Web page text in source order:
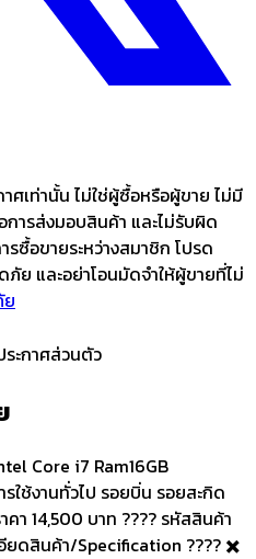
ศเท่านั้น ไม่ใช่ผู้ซื้อหรือผู้ขาย ไม่มี
การส่งมอบสินค้า และไม่รับผิด
ซื้อขายระหว่างสมาชิก โปรด
ย และอย่าโอนมัดจำให้ผู้ขายที่ไม่
ระกาศส่วนตัว
Core i7 Ram16GB
รใช้งานทั่วไป รอยบิ่น รอยสะกิด
า 14,500 บาท ???? รหัสสินค้า
อียดสินค้า/Specification ???? ✖️